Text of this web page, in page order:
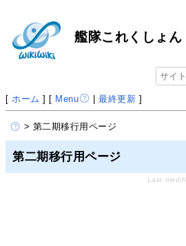
艦隊これくしょ
[ ホーム ] [ Menu |最終更新 ]
> 第二期移行用ページ
第二期移行用ページ
Last-